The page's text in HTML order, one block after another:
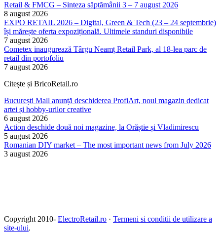
Retail & FMCG – Sinteza săptămânii 3 – 7 august 2026
8 august 2026
EXPO RETAIL 2026 – Digital, Green & Tech (23 – 24 septembrie)
își mărește oferta expozițională. Ultimele standuri disponibile
7 august 2026
Cometex inaugurează Târgu Neamț Retail Park, al 18-lea parc de
retail din portofoliu
7 august 2026
Citește și BricoRetail.ro
București Mall anunță deschiderea ProfiArt, noul magazin dedicat
artei și hobby-urilor creative
6 august 2026
Action deschide două noi magazine, la Orăștie și Vladimirescu
5 august 2026
Romanian DIY market – The most important news from July 2026
3 august 2026
Copyright 2010- ElectroRetail.ro · Termeni si conditii de utilizare a
site-ului.